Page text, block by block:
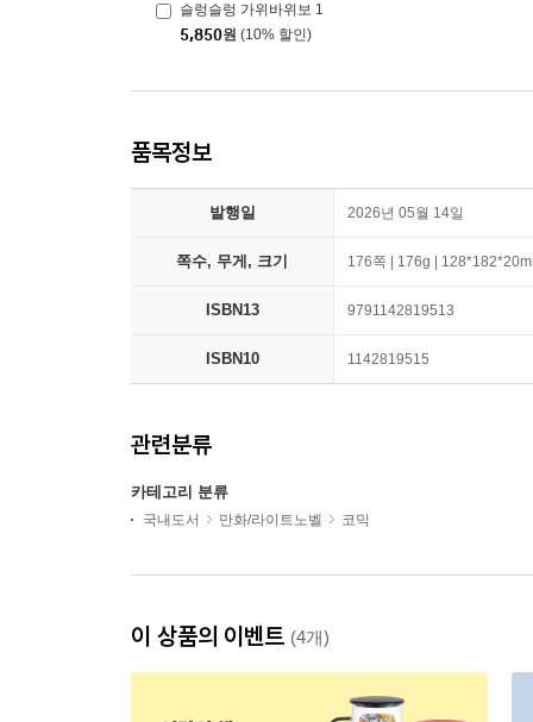
슬렁슬렁 가위바위보 1
5,850원 (10% 할인)
품목정보
발행일 2026년 05월 14일
쪽수, 무게, 크기 176쪽 | 176g |
ISBN13 9791142819513
ISBN10 1142819515
관련분류
카테고리 분류
국내도서 만화/라이트노벨 코믹
이 상품의 이벤트 (4개)